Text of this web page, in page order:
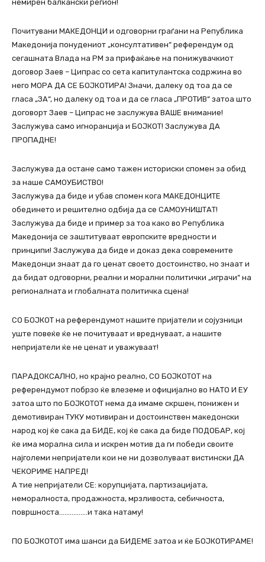
немирен балкански регион!
Почитувани МАКЕДОНЦИ и одговорни граѓани на Република
Македонија понудениот „консултативен“ референдум од
сегашната Влада на РМ за прифаќање на понижувачкиот
договор Заев – Ципрас со сета капитулантска содржина во
него МОРА ДА СЕ БОЈКОТИРА! Значи, далеку од тоа да се
гласа „ЗА“, но далеку од тоа и да се гласа „ПРОТИВ“ затоа што
договорт Заев – Ципрас не заслужува ВАШЕ внимание!
Заслужува само игноранција и БОЈКОТ! Заслужува ДА
ПРОПАДНЕ!
Заслужува да остане само тажен историски спомен за обид
за наше САМОУБИСТВО!
Заслужува да биде и убав спомен кога МАКЕДОНЦИТЕ
обединето и решително одбија да се САМОУНИШТАТ!
Заслужува да биде и пример за тоа како во Република
Македонија се заштитуваат европските вредности и
принципи! Заслужува да биде и доказ дека современите
Македонци знаат да го ценат своето достоинство, но знаат и
да бидат одговорни, реални и морални политички „играчи“ на
регионалната и глобалната политичка сцена!
СО БОЈКОТ на референдумот нашите пријатели и сојузници
уште повеќе ќе не почитуваат и вреднуваат, а нашите
непријатели ќе не ценат и уважуваат!
ПАРАДОКСАЛНО, но крајно реално, СО БОЈКОТОТ на
референдумот побрзо ќе влеземе и официјално во НАТО И ЕУ
затоа што по БОЈКОТОТ нема да имаме скршен, понижен и
демотивиран ТУКУ мотивиран и достоинствен македонски
народ кој ќе сака да БИДЕ, кој ќе сака да биде ПОДОБАР, кој
ќе има морална сила и искрен мотив да ги победи своите
најголеми непријатели кои не ни дозволуваат вистински ДА
ЧЕКОРИМЕ НАПРЕД!
А тие непријатели СЕ: корупцијата, партизацијата,
неморалноста, продажноста, мрзливоста, себичноста,
површноста…………….и така натаму!
ПО БОЈКОТОТ има шанси да БИДЕМЕ затоа и ќе БОЈКОТИРАМЕ!